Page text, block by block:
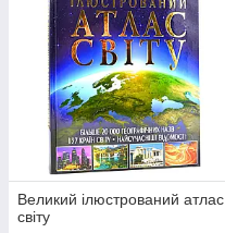
Великий ілюстрований атлас
світу